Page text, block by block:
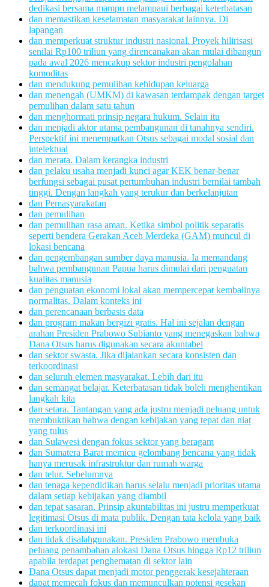
dedikasi bersama mampu melampaui berbagai keterbatasan
dan memastikan keselamatan masyarakat lainnya. Di
lapangan
dan memperkuat struktur industri nasional. Proyek hilirisasi
senilai Rp100 triliun yang direncanakan akan mulai dibangun
pada awal 2026 mencakup sektor industri pengolahan
komoditas
dan mendukung pemulihan kehidupan keluarga
dan menengah (UMKM) di kawasan terdampak dengan target
pemulihan dalam satu tahun
dan menghormati prinsip negara hukum. Selain itu
dan menjadi aktor utama pembangunan di tanahnya sendiri.
Perspektif ini menempatkan Otsus sebagai modal sosial dan
intelektual
dan merata. Dalam kerangka industri
dan pelaku usaha menjadi kunci agar KEK benar-benar
berfungsi sebagai pusat pertumbuhan industri bernilai tambah
tinggi. Dengan langkah yang terukur dan berkelanjutan
dan Pemasyarakatan
dan pemulihan
dan pemulihan rasa aman. Ketika simbol politik separatis
seperti bendera Gerakan Aceh Merdeka (GAM) muncul di
lokasi bencana
dan pengembangan sumber daya manusia. Ia memandang
bahwa pembangunan Papua harus dimulai dari penguatan
kualitas manusia
dan penguatan ekonomi lokal akan mempercepat kembalinya
normalitas. Dalam konteks ini
dan perencanaan berbasis data
dan program makan bergizi gratis. Hal ini sejalan dengan
arahan Presiden Prabowo Subianto yang menegaskan bahwa
Dana Otsus harus digunakan secara akuntabel
dan sektor swasta. Jika dijalankan secara konsisten dan
terkoordinasi
dan seluruh elemen masyarakat. Lebih dari itu
dan semangat belajar. Keterbatasan tidak boleh menghentikan
langkah kita
dan setara. Tantangan yang ada justru menjadi peluang untuk
membuktikan bahwa dengan kebijakan yang tepat dan niat
yang tulus
dan Sulawesi dengan fokus sektor yang beragam
dan Sumatera Barat memicu gelombang bencana yang tidak
hanya merusak infrastruktur dan rumah warga
dan telur. Sebelumnya
dan tenaga kependidikan harus selalu menjadi prioritas utama
dalam setiap kebijakan yang diambil
dan tepat sasaran. Prinsip akuntabilitas ini justru memperkuat
legitimasi Otsus di mata publik. Dengan tata kelola yang baik
dan terkoordinasi ini
dan tidak disalahgunakan. Presiden Prabowo membuka
peluang penambahan alokasi Dana Otsus hingga Rp12 triliun
apabila terdapat penghematan di sektor lain
Dana Otsus dapat menjadi motor penggerak kesejahteraan
dapat memecah fokus dan memunculkan potensi gesekan